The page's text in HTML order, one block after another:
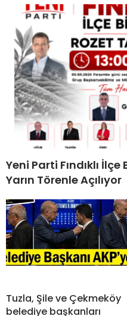
Yeni Parti Fındıklı
Yarın Törenle Açılıyor
Tuzla, Şile ve Çekmeköy
belediye başkanları